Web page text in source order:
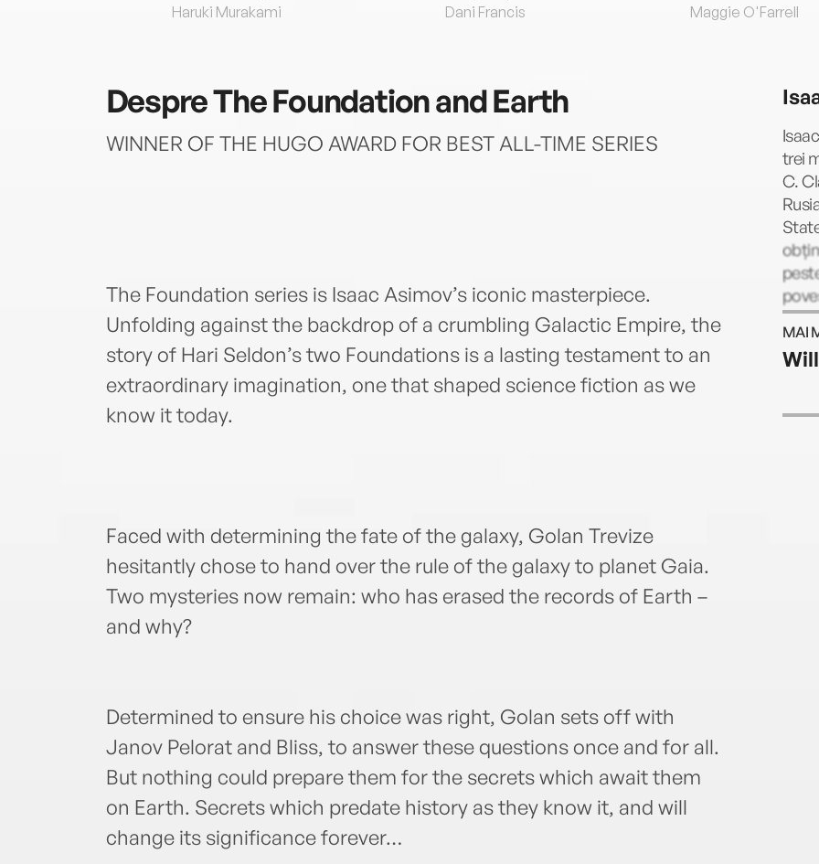
Haruki Murakami Dani Francis Maggie O'Farrell
DespreThe Foundation and Earth
WINNER OF THE HUGO AWARD FOR BEST ALL-TIME SERIES
The Foundation series is Isaac Asimov’s iconic masterpiece.
Unfolding against the backdrop of a crumbling Galactic Empire, the
story of Hari Seldon’s two Foundations is a lasting testament to an
extraordinary imagination, one that shaped science fiction as we
know it today.
Faced with determining the fate of the galaxy, Golan Trevize
hesitantly chose to hand over the rule of the galaxy to planet Gaia.
Two mysteries now remain: who has erased the records of Earth –
and why?
Determined to ensure his choice was right, Golan sets off with
Janov Pelorat and Bliss, to answer these questions once and for all.
But nothing could prepare them for the secrets which await them
on Earth. Secrets which predate history as they know it, and will
change its significance forever…
trei
C.
și
mari
sunt
MAI